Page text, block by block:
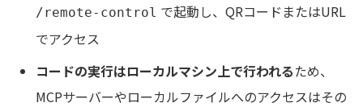
/remote-control で起動し、QRコードまたはURL
でアクセス
コードの実行はローカルマシン上で行われるため、
MCPサーバーやローカルファイルへのアクセスはその